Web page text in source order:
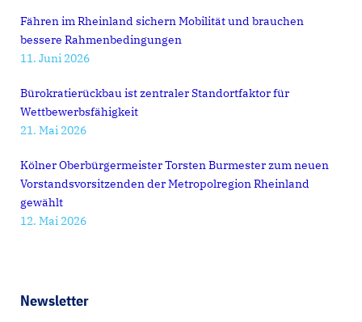
Fähren im Rheinland sichern Mobilität und brauchen
bessere Rahmenbedingungen
11. Juni 2026
Bürokratierückbau ist zentraler Standortfaktor für
Wettbewerbsfähigkeit
21. Mai 2026
Kölner Oberbürgermeister Torsten Burmester zum neuen
Vorstandsvorsitzenden der Metropolregion Rheinland
gewählt
12. Mai 2026
Newsletter